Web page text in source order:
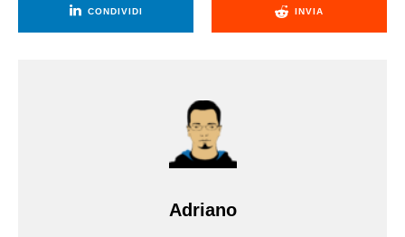
CONDIVIDI INVIA
Adriano